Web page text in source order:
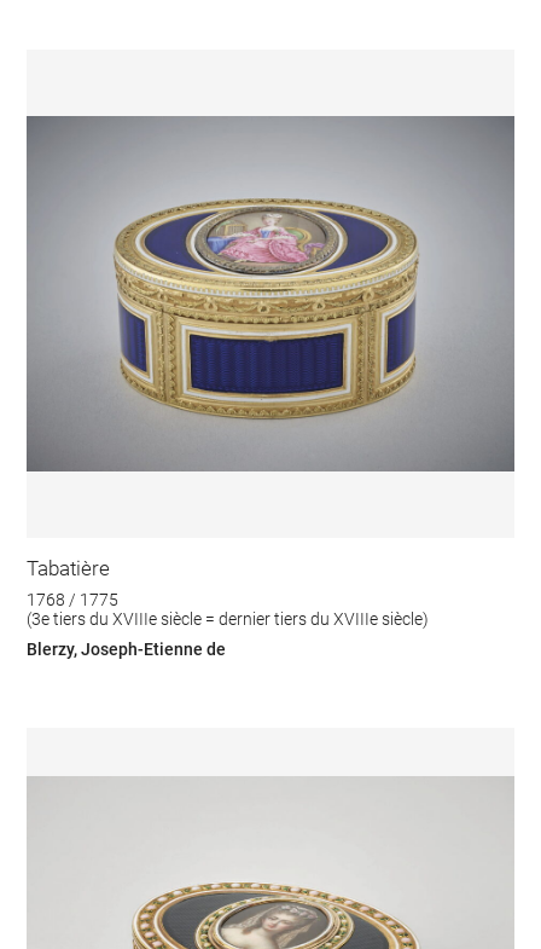
Tabatière
1768 / 1775
(3e tiers du XVIIIe siècle = dernier tiers du XVIIIe siècle)
Blerzy, Joseph-Etienne de